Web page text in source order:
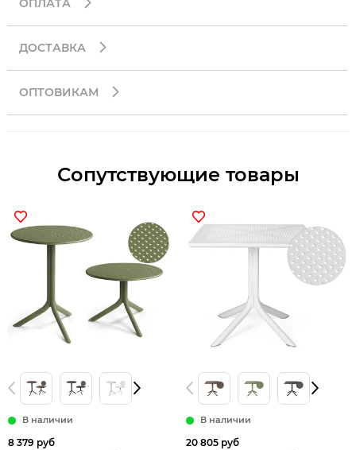
ОПЛАТА
ДОСТАВКА
ОПТОВИКАМ
Сопутствующие товары
В наличии
8 379 руб
В наличии
20 805 руб